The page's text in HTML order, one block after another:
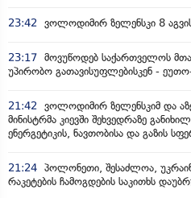
23:42 ვოლოდიმირ ზელენსკი 8
23:17 მოვუწოდებ საქართველოს
უპირობო გათავისუფლებისკენ -
21:42
ვოლოდიმირ ზელენსკიმ და
მინისტრმა კიევში შეხვედრაზე
ენერგეტიკის, ნავთობისა და გაზის
21:24 პოლონეთი, შესაძლოა,
რაკეტების ჩამოგდების საკითხს